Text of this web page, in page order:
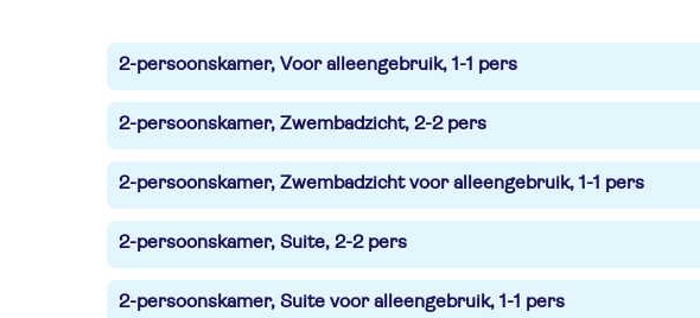
2-persoonskamer, Voor alleengebruik, 1-1 pers
2-persoonskamer, Zwembadzicht, 2-2 pers
2-persoonskamer, Zwembadzicht voor alleengebruik, 1-1 pers
2-persoonskamer, Suite, 2-2 pers
2-persoonskamer, Suite voor alleengebruik, 1-1 pers